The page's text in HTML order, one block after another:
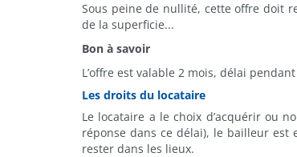
Sous peine de nullité, cette offre doit
de la superficie...
Bon à savoir
L’offre est valable 2 mois, délai
Les droits du locataire
Le locataire a le choix d’acquérir ou
réponse dans ce délai), le bailleur
rester dans les lieux.